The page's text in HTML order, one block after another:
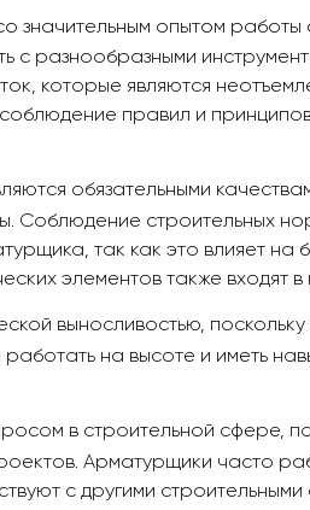
значительным опытом
с разнообразными
которые являются
правил и
обязательными
Соблюдение строительных
так как это влияет на
элементов также входят
выносливостью,
на высоте и иметь
в строительной сфере,
Арматурщики часто
с другими строительными